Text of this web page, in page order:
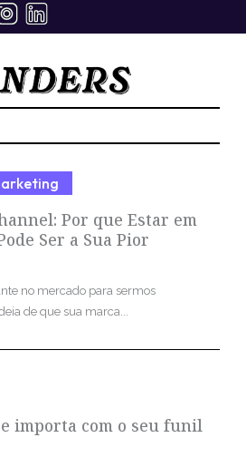
Por que Estar em
Ser a Sua Pior
no mercado para sermos
de que sua marca...
importa com o seu funil